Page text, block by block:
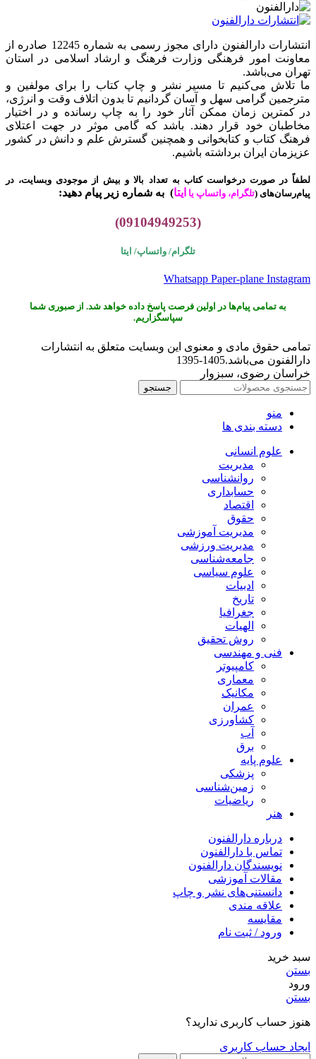
انتشارات دارالفنون دارای مجوز رسمی به شماره 12245 صادره از
معاونت امور فرهنگی وزارت فرهنگ و ارشاد اسلامی در استان
تهران می‌باشد.
ما تلاش می‌کنیم تا مسیر نشر و چاپ کتاب را برای مولفین و
مترجمین گرامی سهل و آسان گردانیم تا بدون اتلاف وقت و انرژی،
در کمترین زمان ممکن آثار خود را به چاپ رسانده و در اختیار
مخاطبان خود قرار دهند. باشد که گامی موثر در جهت اعتلای
فرهنگ کتاب و کتابخوانی و همچنین گسترش علم و دانش در کشور
عزیزمان ایران برداشته باشیم.
لطفاً در صورت درخواست کتاب به تعداد بالا و بیش از موجودی وبسایت، در
پیام‌رسان‌های (تلگرام، واتساپ یا ایتا) به شماره زیر پیام دهید:
(09104949253)
تلگرام/ واتساپ/ ایتا
Whatsapp Paper-plane Instagram
به تمامی پیام‌ها در اولین فرصت پاسخ داده خواهد شد. از صبوری شما
سپاسگزاریم.
تمامی حقوق مادی و معنوی این وبسایت متعلق به انتشارات
دارالفنون می‌باشد.1405-1395
خراسان رضوی، سبزوار
جستجو
منو
دسته بندی ها
علوم انسانی
مدیریت
روانشناسی
حسابداری
اقتصاد
حقوق
مدیریت آموزشی
مدیریت ورزشی
جامعه‌شناسی
علوم سیاسی
ادبیات
تاریخ
جغرافیا
الهیات
روش تحقیق
فنی و مهندسی
کامپیوتر
معماری
مکانیک
عمران
کشاورزی
آب
برق
علوم پایه
پزشکی
زمین‌شناسی
ریاضیات
هنر
درباره دارالفنون
تماس با دارالفنون
نویسندگان دارالفنون
مقالات آموزشی
دانستنی‌های نشر و چاپ
علاقه مندی
مقایسه
ورود / ثبت نام
سبد خرید
بستن
ورود
بستن
هنوز حساب کاربری ندارید؟
ایجاد حساب کاربری